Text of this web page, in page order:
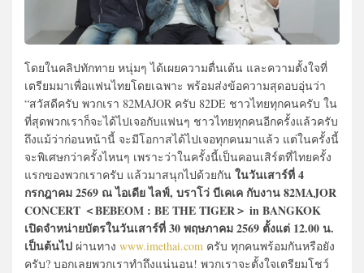
โดยในคลิปทักทาย หนุ่มๆ ได้เผยความตื่นเต้น และความตั้งใจที่
เตรียมมาเพื่อแฟนไทยโดยเฉพาะ พร้อมส่งข้อความสุดอบอุ่นว่า
“สวัสดีครับ พวกเรา 82MAJOR ครับ 82DE ชาวไทยทุกคนครับ ใน
ที่สุดพวกเราก็จะได้ไปเจอกับแฟนๆ ชาวไทยทุกคนอีกครั้งแล้วครับ
ถึงแม้ว่าก่อนหน้านี้ จะมีโอกาสได้ไปเจอทุกคนมาแล้ว แต่ในครั้งนี้
จะพิเศษกว่าครั้งไหนๆ เพราะว่าในครั้งนี้เป็นคอนเสิร์ตที่ไทยครั้ง
แรกของพวกเราครับ แล้วมาสนุกไปด้วยกัน ในวันเสาร์ที่ 4
กรกฎาคม 2569 ณ ไอเดีย ไลฟ์, บราโว่ บีเคเค กับงาน 82MAJOR
CONCERT ＜BEBEOM : BE THE TIGER＞ in BANGKOK
เปิดจำหน่ายบัตรในวันเสาร์ที่ 30 พฤษภาคม 2569 ตั้งแต่ 12.00 น.
เป็นต้นไป ผ่านทาง www.imethai.com ครับ ทุกคนพร้อมกันหรือยัง
ครับ? บอกเลยพวกเราทำถึงแน่นอน! พวกเราจะตั้งใจเตรียมโชว์